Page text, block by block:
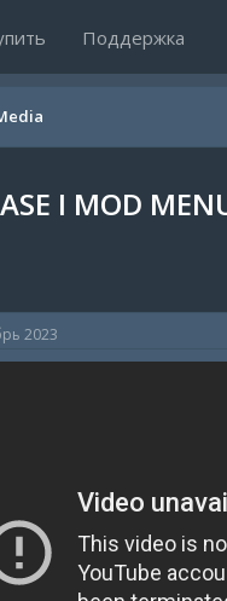
Поддержка
I MOD
2023